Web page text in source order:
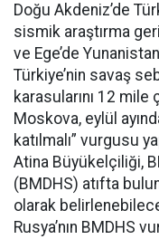
Doğu Akdeniz’de
sismik araştırma
ve Ege’de
Türkiye’nin savaş
karasularını 12 mile
Moskova, eylül
katılmalı” vurgusu
Atina Büyükelçiliği,
(BMDHS) atıfta
olarak
Rusya’nın BMDHS